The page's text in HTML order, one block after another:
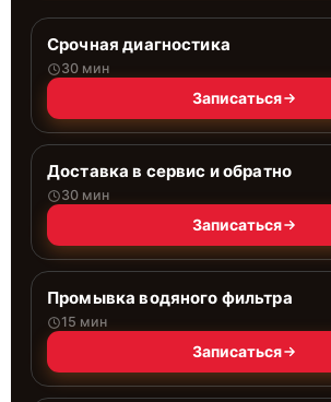
Срочная диагностика
30 мин
Записаться
Доставка в сервис и обратно
30 мин
Записаться
Промывка водяного фильтра
15 мин
Записаться